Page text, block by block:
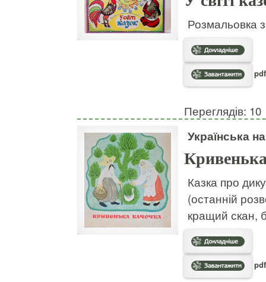
Розмальовка
Переглядів: 10
Українська
Казка про
(останній
кращий скан,